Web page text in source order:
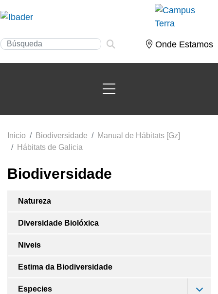
Onde Estamos
Inicio Biodiversidade
Manual de Hábitats [Gz]
Hábitats de Galicia
Biodiversidade
Natureza
Diversidade Biolóxica
Niveis
Estima da Biodiversidade
Especies